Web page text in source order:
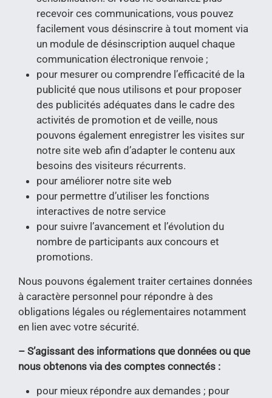
recevoir ces communications, vous pouvez
facilement vous désinscrire à tout moment via
un module de désinscription auquel chaque
communication électronique renvoie ;
pour mesurer ou comprendre l’efficacité de la
publicité que nous utilisons et pour proposer
des publicités adéquates dans le cadre des
activités de promotion et de veille, nous
pouvons également enregistrer les visites sur
notre site web afin d’adapter le contenu aux
besoins des visiteurs récurrents.
pour améliorer notre site web
pour permettre d’utiliser les fonctions
interactives de notre service
pour suivre l’avancement et l’évolution du
nombre de participants aux concours et
promotions.
Nous pouvons également traiter certaines données
à caractère personnel pour répondre à des
obligations légales ou réglementaires notamment
en lien avec votre sécurité.
– S’agissant des informations que données ou que
nous obtenons via des comptes connectés :
pour mieux répondre aux demandes ; pour